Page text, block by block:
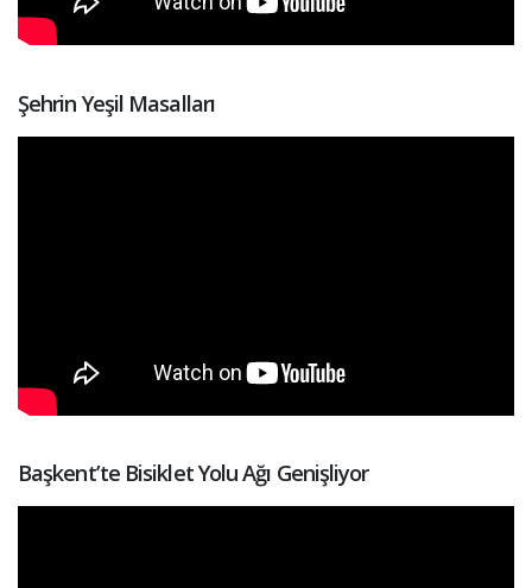
Şehrin Yeşil Masalları
Başkent’te Bisiklet Yolu Ağı Genişliyor